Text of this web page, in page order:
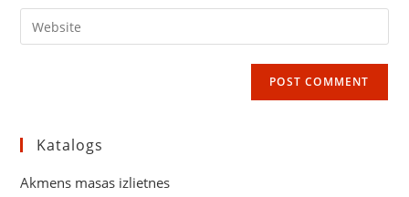
comment
email
address
Enter
your
Katalogs
Akmens masas izlietnes